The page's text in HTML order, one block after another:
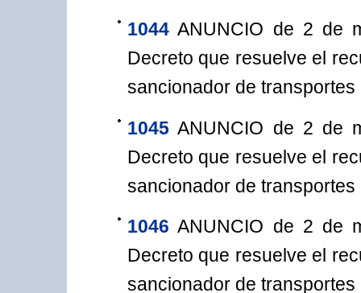
1044 ANUNCIO de 2 de
Decreto que resuelve el
sancionador de transportes
1045 ANUNCIO de 2 de
Decreto que resuelve el
sancionador de transportes
1046 ANUNCIO de 2 de
Decreto que resuelve el
sancionador de transportes